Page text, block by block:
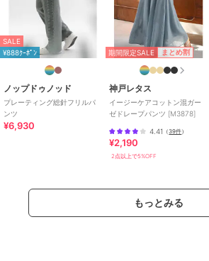
SALE
¥888ｸｰﾎﾟﾝ
ノップドゥノッド
プレーティング総針フリルパ
ンツ
¥6,930
期間限定SALE まとめ割
神戸レタス
イージーケアコットン混ガー
ゼドレープパンツ [M3878]
4.41 （39件）
¥2,190
2点以上で5%OFF
もっとみる